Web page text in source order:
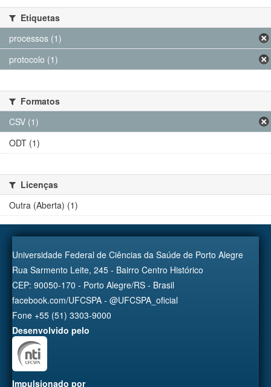
Etiquetas
processos (1)
protocolo (1)
Formatos
CSV (1)
ODT (1)
Licenças
Outra (Aberta) (1)
Universidade Federal de Ciências da Saúde de Porto Alegre
Rua Sarmento Leite, 245 - Bairro Centro Histórico
CEP: 90050-170 - Porto Alegre/RS - Brasil
facebook.com/UFCSPA - @UFCSPA_oficial
Fone +55 (51) 3303-9000
Desenvolvido pelo
Impulsionado por